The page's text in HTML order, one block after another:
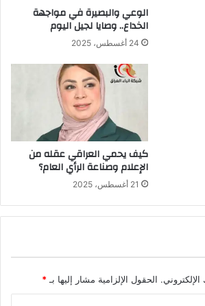
الوعي والبصيرة في مواجهة
الخداع.. وصايا لجيل اليوم
24 أغسطس، 2025
كيف يحمي العراقي عقله من
الإعلام وصناعة الرأي العام؟
21 أغسطس، 2025
الحقول الإلزامية مشار إليها بـ *